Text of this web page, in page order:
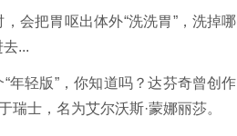
会把胃呕出体外“洗洗胃”，洗掉
...
年轻版”，你知道吗？达芬奇曾创
瑞士，名为艾尔沃斯·蒙娜丽莎。